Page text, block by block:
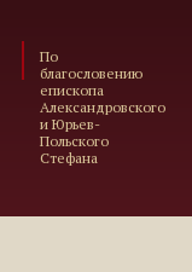
По
благословению
епископа
Александровского
и Юрьев-
Польского
Стефана